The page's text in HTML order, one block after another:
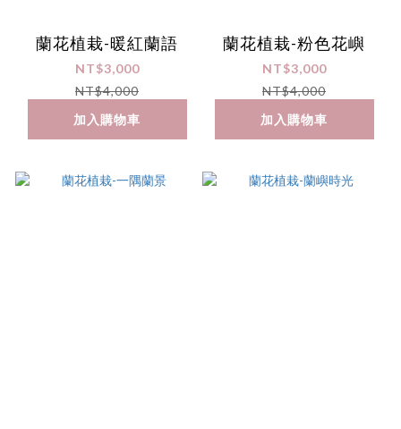
蘭花植栽-暖紅蘭語
NT$3,000
NT$4,000
加入購物車
蘭花植栽-粉色花嶼
NT$3,000
NT$4,000
加入購物車